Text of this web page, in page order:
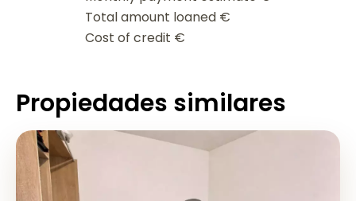
Total amount loaned €
Cost of credit €
Propiedades similares